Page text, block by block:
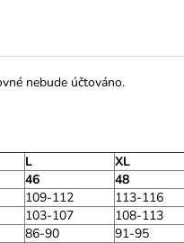
nebude účtováno.
L XL
46 48
109-112 113-116
103-107 108-113
86-90 91-95